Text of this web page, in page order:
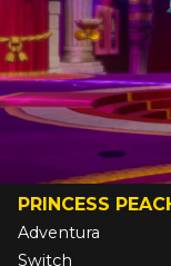
PRINCESS
Adventura
Switch